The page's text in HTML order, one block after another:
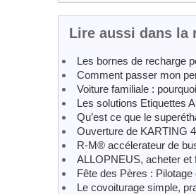
Lire aussi dans la
Les bornes de recharge
Comment passer mon
Voiture familiale :
Les solutions Etiquettes
Qu’est ce que le
Ouverture de KARTING
R-M® accélerateur de
ALLOPNEUS, acheter et
Fête des Pères :
Le covoiturage simple,